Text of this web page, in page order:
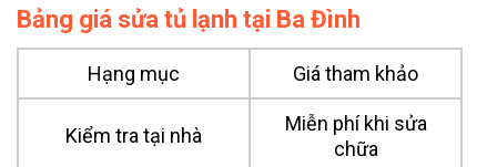
Bảng giá sửa tủ lạnh tại Ba Đình
Hạng mục Giá tham khảo
Kiểm tra tại nhà
Miễn phí khi sửa
chữa